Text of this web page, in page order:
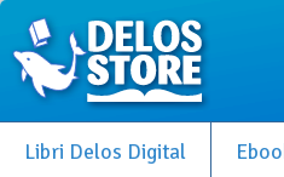
Libri Delos Digital